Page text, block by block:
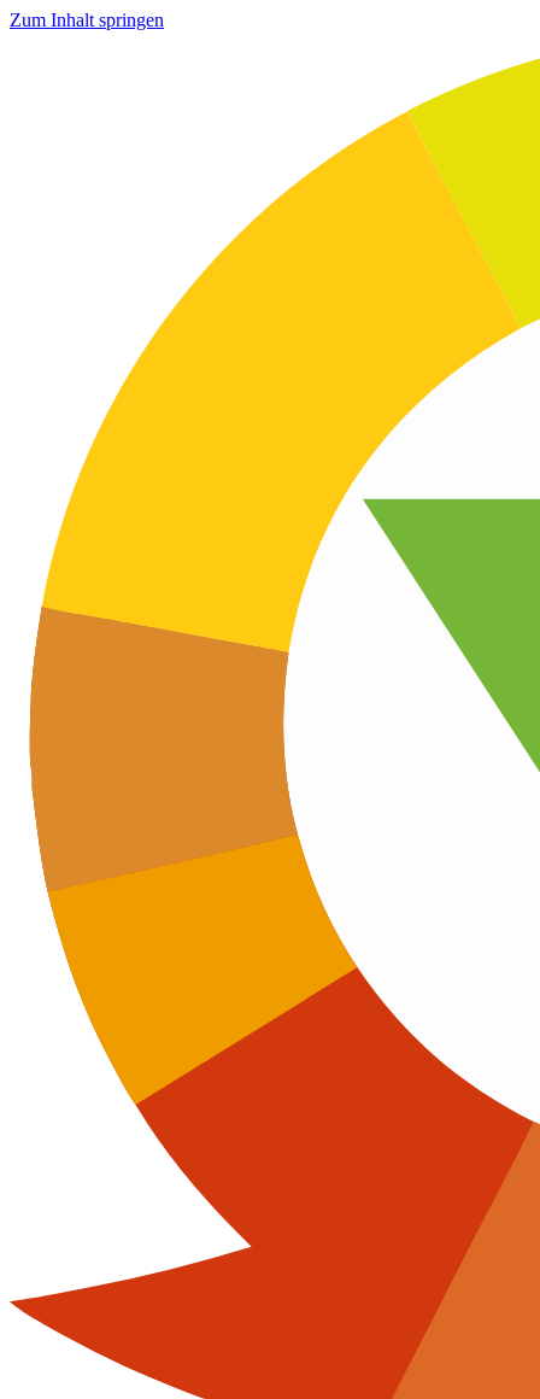
Zum Inhalt springen